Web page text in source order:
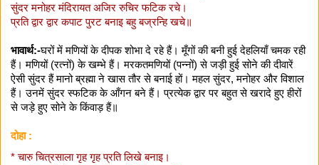
सुंदर मनोहर मंदिरायत अजिर रुचिर फटिक रचे।
प्रति द्वार द्वार कपाट पुरट बनाइ बहु बज्रन्हि खचे॥
भावार्थ:-घरों में मणियों के दीपक शोभा दे रहे हैं। मूँगों की बनी हुई देहलियाँ चमक रही
हैं। मणियों (रत्नों) के खम्भे हैं। मरकतमणियों (पन्नों) से जड़ी हुई सोने की दीवारें
ऐसी सुंदर हैं मानो ब्रह्मा ने खास तौर से बनाई हों। महल सुंदर, मनोहर और विशाल
हैं। उनमें सुंदर स्फटिक के आँगन बने हैं। प्रत्येक द्वार पर बहुत से खरादे हुए हीरों
से जड़े हुए सोने के किंवाड़ हैं॥
दोहा :
* चारु चित्रसाला गृह गृह प्रति लिखे बनाइ।